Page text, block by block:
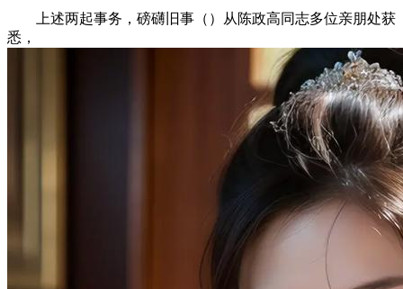
上述两起事务，磅礴旧事（）从陈政高同志多位亲朋处获
悉，